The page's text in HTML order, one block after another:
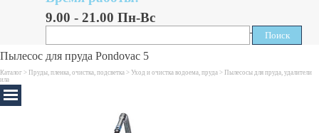
9.00 - 21.00 Пн-Вс
Поиск
Поиск
Пылесос для пруда Pondovac 5
Каталог > Пруды, пленка, очистка, подсветка > Уход и очистка водоема, пруда > Пылесосы для пруда, удалители
ила